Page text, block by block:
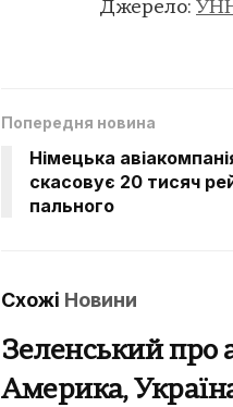
Джерело:
Попередня новина
Німецька
скасовує 20 тисяч
пального
Схожі Новини
Зеленський про
Америка,